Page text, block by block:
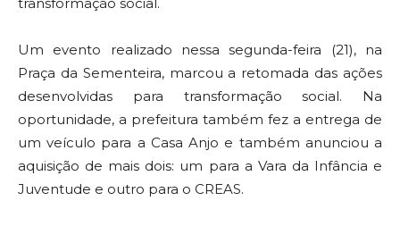
Um evento realizado nessa segunda-feira (21), na
Praça da Sementeira, marcou a retomada das ações
desenvolvidas para transformação social. Na
oportunidade, a prefeitura também fez a entrega de
um veículo para a Casa Anjo e também anunciou a
aquisição de mais dois: um para a Vara da Infância e
Juventude e outro para o CREAS.